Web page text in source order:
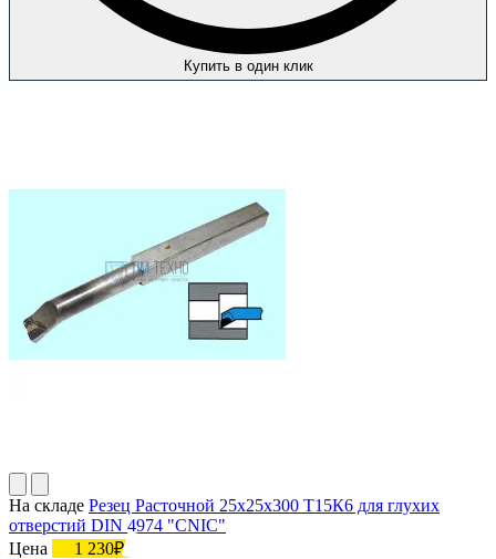
Купить в один клик
На складе Резец Расточной 25х25х300 Т15К6 для глухих
отверстий DIN 4974 "CNIC"
Цена
1 230₽